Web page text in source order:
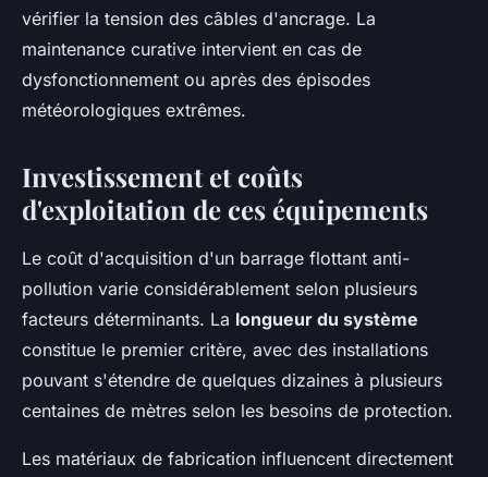
vérifier la tension des câbles d'ancrage. La
maintenance curative intervient en cas de
dysfonctionnement ou après des épisodes
météorologiques extrêmes.
Investissement et coûts
d'exploitation de ces équipements
Le coût d'acquisition d'un barrage flottant anti-
pollution varie considérablement selon plusieurs
facteurs déterminants. La longueur du système
constitue le premier critère, avec des installations
pouvant s'étendre de quelques dizaines à plusieurs
centaines de mètres selon les besoins de protection.
Les matériaux de fabrication influencent directement